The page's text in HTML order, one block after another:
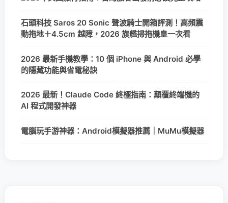
石頭科技 Saros 20 Sonic 聲波騎士開箱評測！高頻震
動拖地＋4.5cm 越障，2026 旗艦掃拖機皇一次看
2026 最新手機教學：10 個 iPhone 與 Android 必學
的隱藏功能與省電秘訣
2026 最新！Claude Code 終極指南：顛覆終端機的
AI 程式開發神器
電腦玩手游神器：Android模擬器推薦｜MuMu模擬器